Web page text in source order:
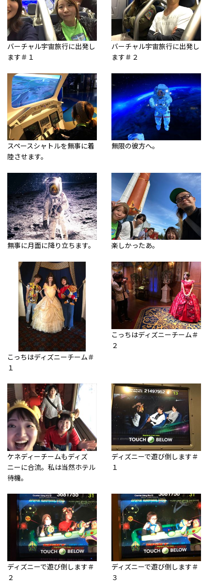
バーチャル宇宙旅行に出発し
ます＃１
バーチャル宇宙旅行に出発し
ます＃２
スペースシャトルを無事に着
陸させます。
無限の彼方へ。
無事に月面に降り立ちます。 楽しかったあ。
こっちはディズニーチーム＃
１
こっちはディズニーチーム＃
２
ケネディーチームもディズ
ニーに合流。私は当然ホテル
待機。
ディズニーで遊び倒します＃
１
ディズニーで遊び倒します＃
２
ディズニーで遊び倒します＃
３